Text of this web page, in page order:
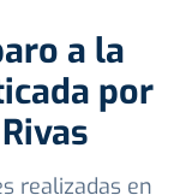
a la
por
realizadas en